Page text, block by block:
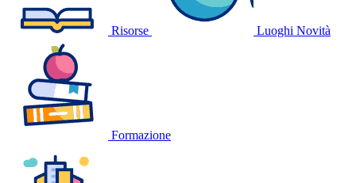
Risorse Luoghi Novità
Formazione